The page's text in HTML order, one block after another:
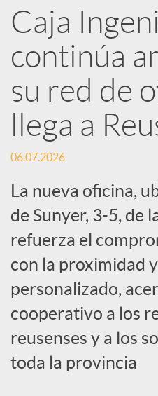
R
e
d
e
s
S
o
c
i
Caja
continúa
su red de
llega a
06.07.2026
La nueva oficina,
de Sunyer, 3-5, de
refuerza el
con la proximidad
personalizado,
cooperativo a los
reusenses y a los
toda la provincia